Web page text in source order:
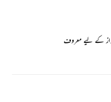
آواز کے لیے معروف